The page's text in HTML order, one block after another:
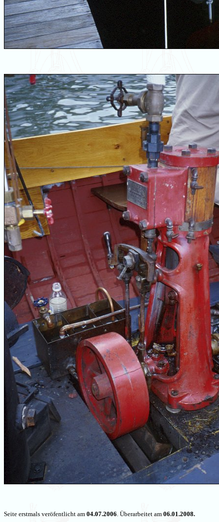
Seite erstmals veröfentlicht am 04.07.2006. Überarbeitet am 06.01.2008.